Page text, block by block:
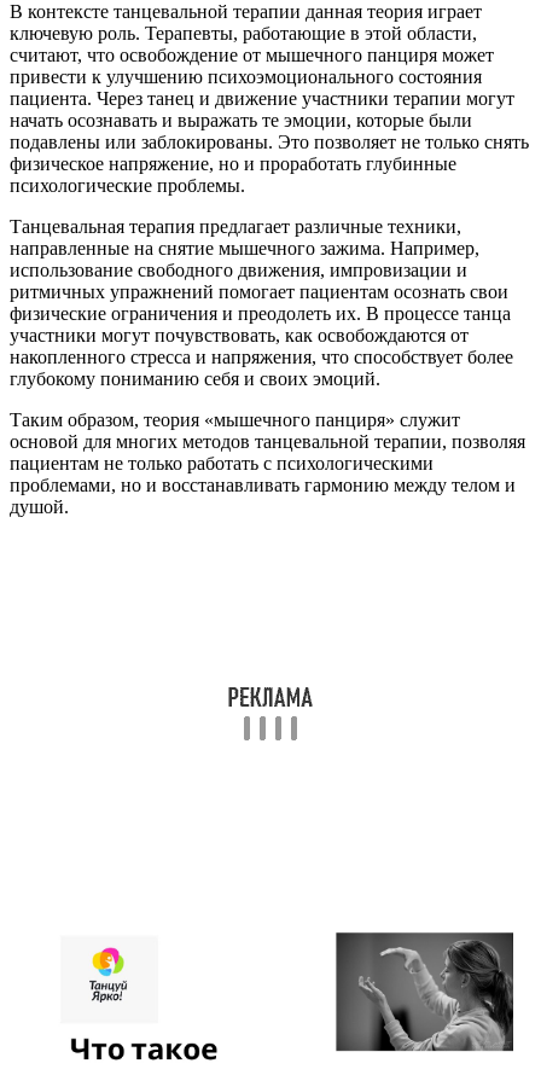
В контексте танцевальной терапии данная теория играет
ключевую роль. Терапевты, работающие в этой области,
считают, что освобождение от мышечного панциря может
привести к улучшению психоэмоционального состояния
пациента. Через танец и движение участники терапии могут
начать осознавать и выражать те эмоции, которые были
подавлены или заблокированы. Это позволяет не только снять
физическое напряжение, но и проработать глубинные
психологические проблемы.
Танцевальная терапия предлагает различные техники,
направленные на снятие мышечного зажима. Например,
использование свободного движения, импровизации и
ритмичных упражнений помогает пациентам осознать свои
физические ограничения и преодолеть их. В процессе танца
участники могут почувствовать, как освобождаются от
накопленного стресса и напряжения, что способствует более
глубокому пониманию себя и своих эмоций.
Таким образом, теория «мышечного панциря» служит
основой для многих методов танцевальной терапии, позволяя
пациентам не только работать с психологическими
проблемами, но и восстанавливать гармонию между телом и
душой.